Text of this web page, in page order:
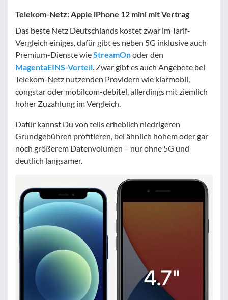
Telekom-Netz: Apple iPhone 12 mini mit Vertrag
Das beste Netz Deutschlands kostet zwar im Tarif-
Vergleich einiges, dafür gibt es neben 5G inklusive auch
Premium-Dienste wieStreamOnoder den
MagentaEINS-Vorteil. Zwar gibt es auch Angebote bei
Telekom-Netz nutzenden Providern wie klarmobil,
congstar oder mobilcom-debitel, allerdings mit ziemlich
hoher Zuzahlung im Vergleich.
Dafür kannst Du von teils erheblich niedrigeren
Grundgebühren profitieren, bei ähnlich hohem oder gar
noch größerem Datenvolumen – nur ohne 5G und
deutlich langsamer.